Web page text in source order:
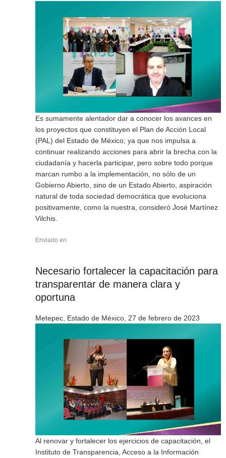
Es sumamente alentador dar a conocer los avances en
los proyectos que constituyen el Plan de Acción Local
(PAL) del Estado de México; ya que nos impulsa a
continuar realizando acciones para abrir la brecha con la
ciudadanía y hacerla participar, pero sobre todo porque
marcan rumbo a la implementación, no sólo de un
Gobierno Abierto, sino de un Estado Abierto, aspiración
natural de toda sociedad democrática que evoluciona
positivamente, como la nuestra, consideró José Martínez
Vilchis.
Enviado en
Necesario fortalecer la capacitación para
transparentar de manera clara y
oportuna
Metepec, Estado de México, 27 de febrero de 2023
Al renovar y fortalecer los ejercicios de capacitación, el
Instituto de Transparencia, Acceso a la Información